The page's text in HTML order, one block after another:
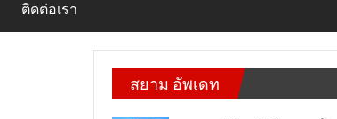
ติดต่อเรา
สยาม อัพเดท